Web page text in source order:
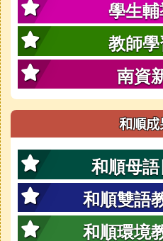
學生
教師
南資
和順
和順母
和順雙語
和順環境